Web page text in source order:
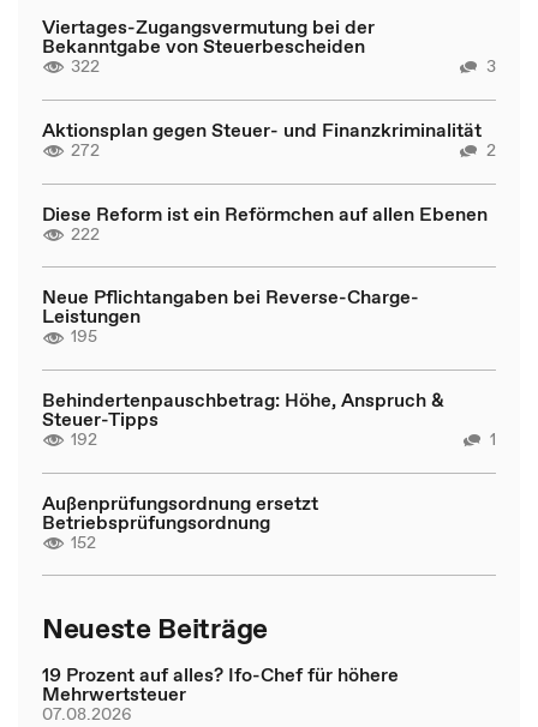
Viertages-Zugangsvermutung bei der
Bekanntgabe von Steuerbescheiden
322 3
Aktionsplan gegen Steuer- und Finanzkriminalität
272 2
Diese Reform ist ein Reförmchen auf allen Ebenen
222
Neue Pflichtangaben bei Reverse-Charge-
Leistungen
195
Behindertenpauschbetrag: Höhe, Anspruch &
Steuer-Tipps
192 1
Außenprüfungsordnung ersetzt
Betriebsprüfungsordnung
152
Neueste Beiträge
19 Prozent auf alles? Ifo-Chef für höhere
Mehrwertsteuer
07.08.2026